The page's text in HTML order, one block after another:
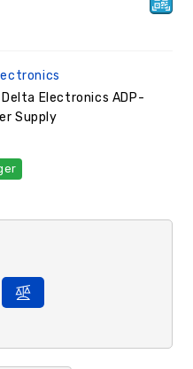
Delta Electronics ADP-
Supply